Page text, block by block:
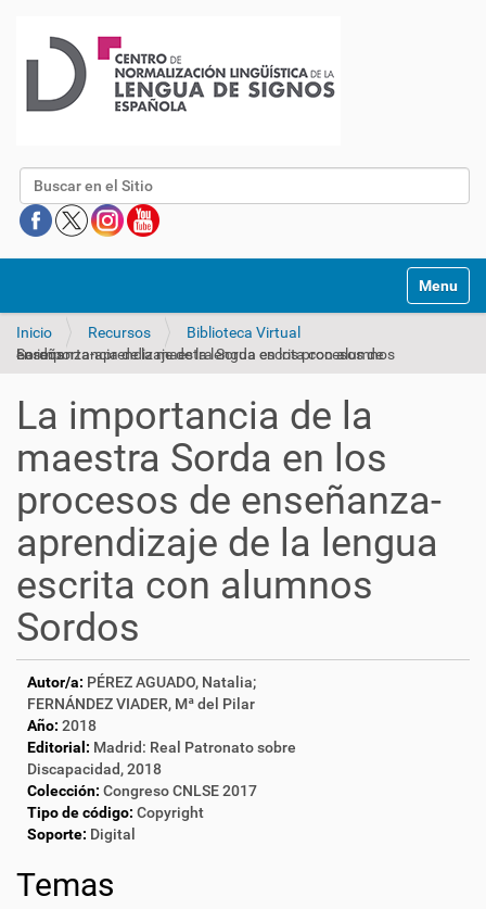
Buscar
Mostrar/
Inicio Recursos
Biblioteca Virtual
La importancia de la maestra Sorda en los procesos de enseñanza-aprendizaje de la lengua escrita con alumnos Sordos
La importancia de la
maestra Sorda en los
procesos de enseñanza-
aprendizaje de la lengua
escrita con alumnos
Sordos
Autor/a: PÉREZ AGUADO, Natalia;
FERNÁNDEZ VIADER, Mª del Pilar
Año: 2018
Editorial: Madrid: Real Patronato sobre
Discapacidad, 2018
Colección: Congreso CNLSE 2017
Tipo de código: Copyright
Soporte: Digital
Temas